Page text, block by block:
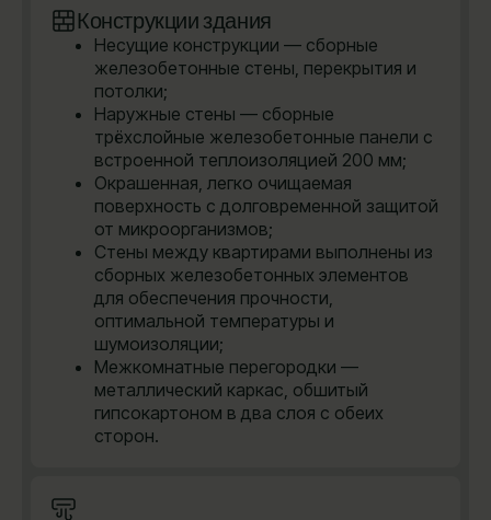
Конструкции здания
Несущие конструкции — сборные
железобетонные стены, перекрытия и
потолки;
Наружные стены — сборные
трёхслойные железобетонные панели с
встроенной теплоизоляцией 200 мм;
Окрашенная, легко очищаемая
поверхность с долговременной защитой
от микроорганизмов;
Стены между квартирами выполнены из
сборных железобетонных элементов
для обеспечения прочности,
оптимальной температуры и
шумоизоляции;
Межкомнатные перегородки —
металлический каркас, обшитый
гипсокартоном в два слоя с обеих
сторон.